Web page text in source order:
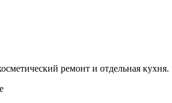
ремонт и отдельная кухня.